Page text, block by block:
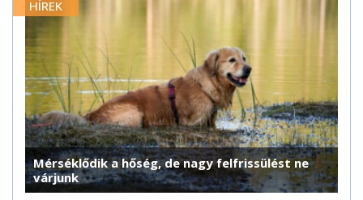
HÍREK
Mérséklődik a hőség, de nagy felfrissülést ne
várjunk